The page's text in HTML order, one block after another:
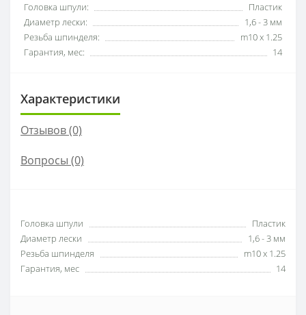
Головка шпули:
Пластик
Диаметр лески:
1,6 - 3 мм
Резьба шпинделя:
m10 x 1.25
Гарантия, мес:
14
Характеристики
Отзывов (0)
Вопросы (0)
Головка шпули
Пластик
Диаметр лески
1,6 - 3 мм
Резьба шпинделя
m10 x 1.25
Гарантия, мес
14